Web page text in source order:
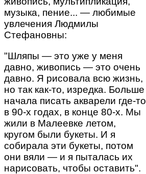
музыка, пение... — любимые
увлечения Людмилы
Стефановны:
"Шляпы — это уже у меня
давно, живопись — это очень
давно. Я рисовала всю жизнь,
но так как-то, изредка. Больше
начала писать акварели где-то
в 90-х годах, в конце 80-х. Мы
жили в Малеевке летом,
кругом были букеты. И я
собирала эти букеты, потом
они вяли — и я пыталась их
нарисовать, чтобы оставить".